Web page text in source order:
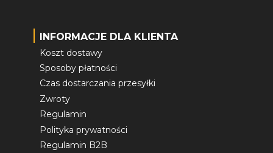
INFORMACJE DLA KLIENTA
Koszt dostawy
Sposoby płatności
Czas dostarczania przesyłki
Zwroty
Regulamin
Polityka prywatności
Regulamin B2B